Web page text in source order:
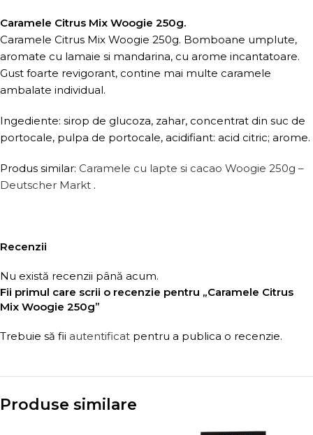
Caramele Citrus Mix Woogie 250g.
Caramele Citrus Mix Woogie 250g. Bomboane umplute,
aromate cu lamaie si mandarina, cu arome incantatoare.
Gust foarte revigorant, contine mai multe caramele
ambalate individual.
Ingediente: sirop de glucoza, zahar, concentrat din suc de
portocale, pulpa de portocale, acidifiant: acid citric; arome.
Produs similar: Caramele cu lapte si cacao Woogie 250g –
Deutscher Markt .
Recenzii
Nu există recenzii până acum.
Fii primul care scrii o recenzie pentru „Caramele Citrus
Mix Woogie 250g”
Trebuie să fii autentificat pentru a publica o recenzie.
Produse similare